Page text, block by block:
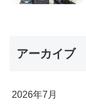
アーカイブ
2026年7月